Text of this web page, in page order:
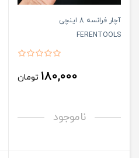
آچار فرانسه 8 اینچی
FERENTOOLS
180,000 تومان
ناموجود